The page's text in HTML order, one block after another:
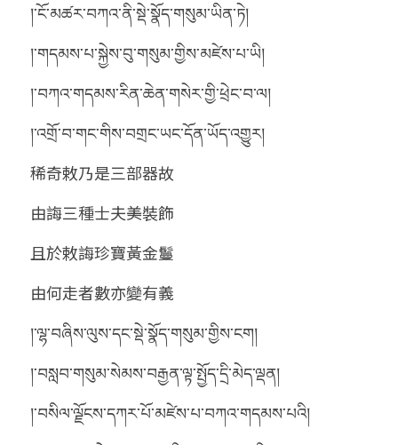
།་ངོ་མཚར་བཀའ་ནི་སྡེ་སྣོད་གསུམ་ཡིན་ཏེ།
།་གདམས་པ་སྐྱེས་བུ་གསུམ་གྱིས་མཛེས་པ་ཡི།
།་བཀའ་གདམས་རིན་ཆེན་གསེར་གྱི་ཕྲེང་བ་ལ།
།་འགྲོ་བ་གང་གིས་བགྲང་ཡང་དོན་ཡོད་འགྱུར།
稀奇敕乃是三部器故
由誨三種士夫美裝飾
且於敕誨珍寶黃金鬘
由何走者數亦變有義
།་ལྷ་བཞིས་ལུས་དང་སྡེ་སྣོད་གསུམ་གྱིས་ངག།
།་བསླབ་གསུམ་སེམས་བརྒྱན་ལྟ་སྤྱོད་དྲི་མེད་ལྡན།
།་བསིལ་ལྗོངས་དཀར་པོ་མཛེས་པ་བཀའ་གདམས་པའི།